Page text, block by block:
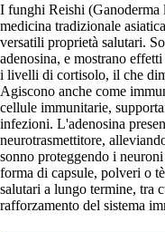
I funghi Reishi (Ganoderma
medicina tradizionale
versatili proprietà salutari.
adenosina, e mostrano
i livelli di cortisolo, il che
Agiscono anche come
cellule immunitarie,
infezioni. L'adenosina
neurotrasmettitore,
sonno proteggendo i
forma di capsule, polveri o
salutari a lungo termine, tra
rafforzamento del sistema